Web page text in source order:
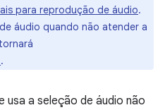
para reprodução de áudio.
áudio quando não atender a
.
usa a seleção de áudio não